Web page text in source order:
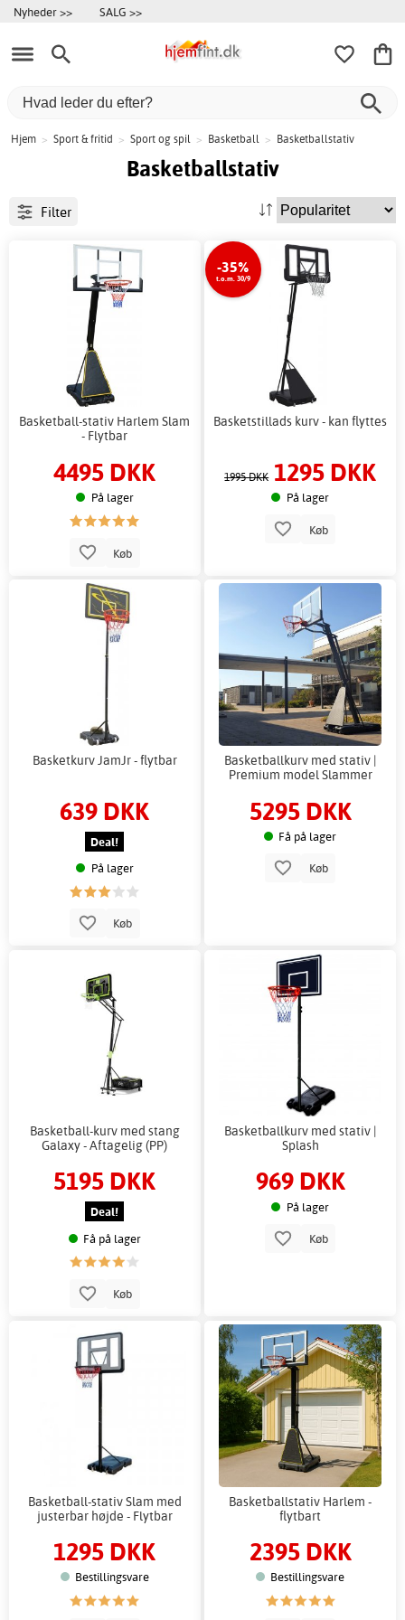
Nyheder >> SALG >>
Hjem > Sport & fritid > Sport og spil > Basketball > Basketballstativ
Basketballstativ
Filter
Basketball-stativ Harlem Slam
- Flytbar
4495 DKK
På lager
Køb
-35%
t.o.m. 30/9
Basketstillads kurv - kan flyttes
1995 DKK 1295 DKK
På lager
Køb
Basketkurv JamJr - flytbar
639 DKK
Deal!
På lager
Køb
Basketballkurv med stativ |
Premium model Slammer
5295 DKK
Få på lager
Køb
Basketball-kurv med stang
Galaxy - Aftagelig (PP)
5195 DKK
Deal!
Få på lager
Køb
Basketballkurv med stativ |
Splash
969 DKK
På lager
Køb
Basketball-stativ Slam med
justerbar højde - Flytbar
1295 DKK
Bestillingsvare
Basketballstativ Harlem -
flytbart
2395 DKK
Bestillingsvare